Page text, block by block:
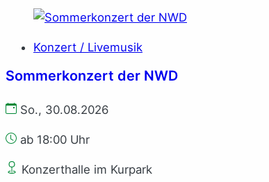
Konzert / Livemusik
Sommerkonzert der NWD
So., 30.08.2026
ab 18:00 Uhr
Konzerthalle im Kurpark